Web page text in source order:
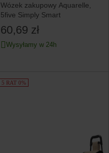
Wózek zakupowy Aquarelle,
5five Simply Smart
60,69 zł
Wysyłamy w 24h
5 RAT 0%